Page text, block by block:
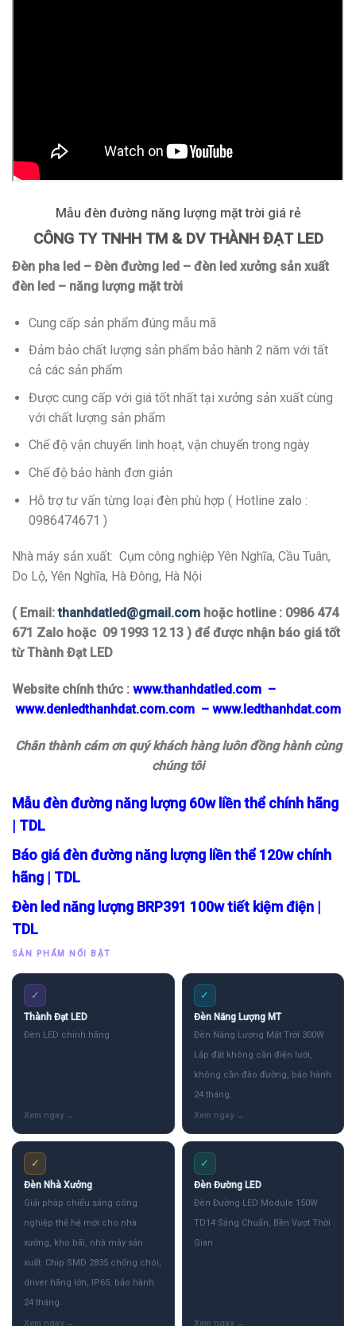
Mẫu đèn đường năng lượng mặt trời giá rẻ
CÔNG TY TNHH TM & DV THÀNH ĐẠT LED
Đèn pha led – Đèn đường led – đèn led xưởng sản xuất
đèn led – năng lượng mặt trời
Cung cấp sản phẩm đúng mẫu mã
Đảm bảo chất lượng sản phẩm bảo hành 2 năm với tất
cả các sản phẩm
Được cung cấp với giá tốt nhất tại xưởng sản xuất cùng
với chất lượng sản phẩm
Chế độ vận chuyển linh hoạt, vận chuyển trong ngày
Chế độ bảo hành đơn giản
Hỗ trợ tư vấn từng loại đèn phù hợp ( Hotline zalo :
0986474671 )
Nhà máy sản xuất: Cụm công nghiệp Yên Nghĩa, Cầu Tuân,
Do Lộ, Yên Nghĩa, Hà Đông, Hà Nội
( Email:thanhdatled@gmail.com hoặc hotline : 0986 474
671 Zalo hoặc 09 1993 12 13 ) để được nhận báo giá tốt
từ Thành Đạt LED
Website chính thức : www.thanhdatled.com –
www.denledthanhdat.com.com – www.ledthanhdat.com
Chân thành cám ơn quý khách hàng luôn đồng hành cùng
chúng tôi
Mẫu đèn đường năng lượng 60w liền thể chính hãng
| TDL
Báo giá đèn đường năng lượng liền thể 120w chính
hãng | TDL
Đèn led năng lượng BRP391 100w tiết kiệm điện |
TDL
SẢN PHẨM NỔI BẬT
✓
Thành Đạt LED
Đèn LED chính hãng
✓
Đèn Năng Lượng MT
Đèn Năng Lượng Mặt Trời 300W
Lắp đặt không cần điện lưới,
không cần đào đường, bảo hành
24 tháng.
✓
Đèn Nhà Xưởng
Giải pháp chiếu sáng công
nghiệp thế hệ mới cho nhà
xưởng, kho bãi, nhà máy sản
xuất. Chip SMD 2835 chống chói,
driver hãng lớn, IP65, bảo hành
24 tháng.
✓
Đèn Đường LED
Đèn Đường LED Module 150W
TD14 Sáng Chuẩn, Bền Vượt Thời
Gian